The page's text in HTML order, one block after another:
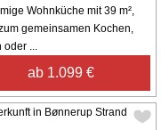
Wohnküche mit 39 m²,
gemeinsamen Kochen,
oder ...
ab 1.099 €